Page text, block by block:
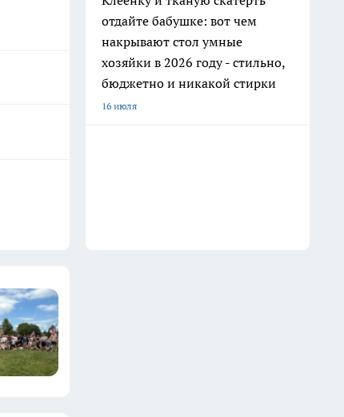
отдайте бабушке: вот чем
накрывают стол умные
хозяйки в 2026 году - стильно,
бюджетно и никакой стирки
16 июля